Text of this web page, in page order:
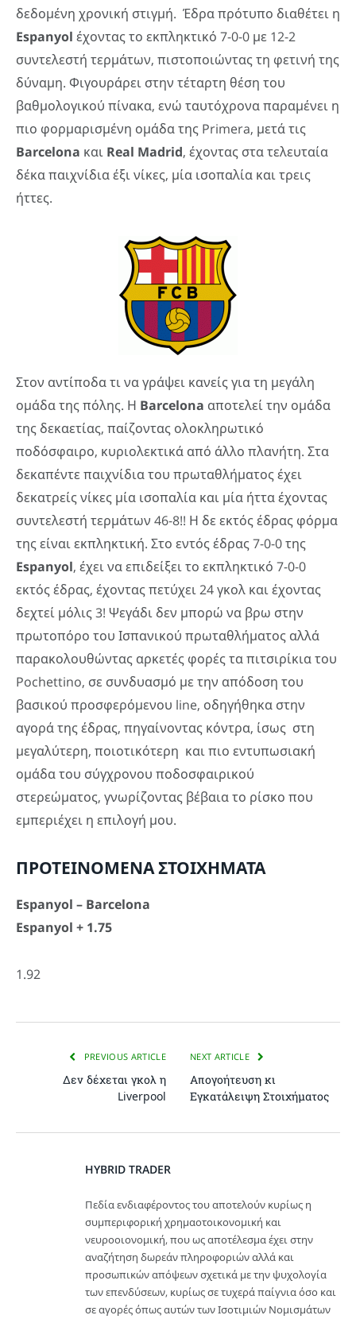
δεδομένη χρονική στιγμή. Έδρα πρότυπο διαθέτει η
Espanyol έχοντας το εκπληκτικό 7-0-0 με 12-2
συντελεστή τερμάτων, πιστοποιώντας τη φετινή της
δύναμη. Φιγουράρει στην τέταρτη θέση του
βαθμολογικού πίνακα, ενώ ταυτόχρονα παραμένει η
πιο φορμαρισμένη ομάδα της Primera, μετά τις
Barcelona και Real Madrid, έχοντας στα τελευταία
δέκα παιχνίδια έξι νίκες, μία ισοπαλία και τρεις
ήττες.
Στον αντίποδα τι να γράψει κανείς για τη μεγάλη
ομάδα της πόλης. Η Barcelona αποτελεί την ομάδα
της δεκαετίας, παίζοντας ολοκληρωτικό
ποδόσφαιρο, κυριολεκτικά από άλλο πλανήτη. Στα
δεκαπέντε παιχνίδια του πρωταθλήματος έχει
δεκατρείς νίκες μία ισοπαλία και μία ήττα έχοντας
συντελεστή τερμάτων 46-8!! Η δε εκτός έδρας φόρμα
της είναι εκπληκτική. Στο εντός έδρας 7-0-0 της
Espanyol, έχει να επιδείξει το εκπληκτικό 7-0-0
εκτός έδρας, έχοντας πετύχει 24 γκολ και έχοντας
δεχτεί μόλις 3! Ψεγάδι δεν μπορώ να βρω στην
πρωτοπόρο του Ισπανικού πρωταθλήματος αλλά
παρακολουθώντας αρκετές φορές τα πιτσιρίκια του
Pochettino, σε συνδυασμό με την απόδοση του
βασικού προσφερόμενου line, οδηγήθηκα στην
αγορά της έδρας, πηγαίνοντας κόντρα, ίσως στη
μεγαλύτερη, ποιοτικότερη και πιο εντυπωσιακή
ομάδα του σύγχρονου ποδοσφαιρικού
στερεώματος, γνωρίζοντας βέβαια το ρίσκο που
εμπεριέχει η επιλογή μου.
ΠΡΟΤΕΙΝΟΜΕΝΑ ΣΤΟΙΧΗΜΑΤΑ
Espanyol – Barcelona
Espanyol + 1.75
1.92
PREVIOUS ARTICLE
Δεν δέχεται γκολ η
Liverpool
NEXT ARTICLE
Απογοήτευση κι
Εγκατάλειψη Στοιχήματος
HYBRID TRADER
Πεδία ενδιαφέροντος του αποτελούν κυρίως η
συμπεριφορική χρημαοτοικονομική και
νευροοιονομική, που ως αποτέλεσμα έχει στην
αναζήτηση δωρεάν πληροφοριών αλλά και
προσωπικών απόψεων σχετικά με την ψυχολογία
των επενδύσεων, κυρίως σε τυχερά παίγνια όσο και
σε αγορές όπως αυτών των Ισοτιμιών Νομισμάτων